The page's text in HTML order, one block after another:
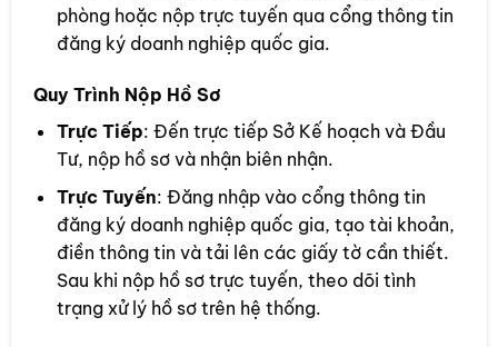
phòng hoặc nộp trực tuyến qua cổng thông tin
đăng ký doanh nghiệp quốc gia.
Quy Trình Nộp Hồ Sơ
Trực Tiếp: Đến trực tiếp Sở Kế hoạch và Đầu
Tư, nộp hồ sơ và nhận biên nhận.
Trực Tuyến: Đăng nhập vào cổng thông tin
đăng ký doanh nghiệp quốc gia, tạo tài khoản,
điền thông tin và tải lên các giấy tờ cần thiết.
Sau khi nộp hồ sơ trực tuyến, theo dõi tình
trạng xử lý hồ sơ trên hệ thống.